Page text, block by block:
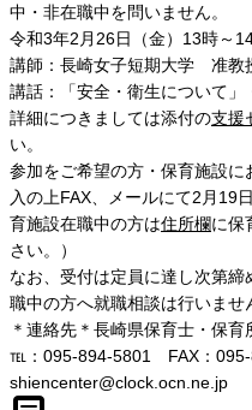
中・非在職中を問いません。
令和3年2月26日（金）13時～
講師：長崎女子短期大学 准
講話：「安全・衛生について
詳細につきましては添付の支援
い。
参加をご希望の方・保育施設
入の上FAX、メールにて2月19
育施設在職中の方は住所欄に保
さい。）
なお、受付は定員に達し次第
職中の方へ就職相談は行いませ
＊連絡先＊長崎県保育士・保
℡：095-894-5801 FAX：
shiencenter@clock.ocn.ne.jp